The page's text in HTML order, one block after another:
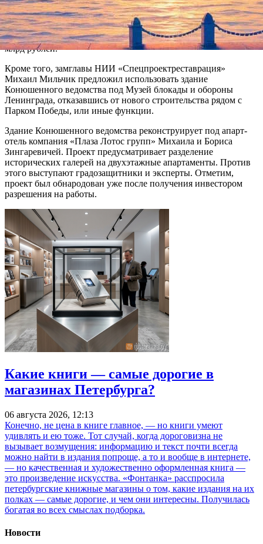
Правда, оговорился Николай Буров, в данный момент у музея
и, скорее всего, у города нет средств на реставрацию и
приспособление галерей. По оценке главы «Студии 44»
Никиты Явейна, стоимость работ может составлять от 1 до 2
млрд рублей.
Кроме того, замглавы НИИ «Спецпроектреставрация»
Михаил Мильчик предложил использовать здание
Конюшенного ведомства под Музей блокады и обороны
Ленинграда, отказавшись от нового строительства рядом с
Парком Победы, или иные функции.
Здание Конюшенного ведомства реконструирует под апарт-
отель компания «Плаза Лотос групп» Михаила и Бориса
Зингаревичей. Проект предусматривает разделение
исторических галерей на двухэтажные апартаменты. Против
этого выступают градозащитники и эксперты. Отметим,
проект был обнародован уже после получения инвестором
разрешения на работы.
Какие книги — самые дорогие в
магазинах Петербурга?
06 августа 2026, 12:13
Конечно, не цена в книге главное, — но книги умеют
удивлять и ею тоже. Тот случай, когда дороговизна не
вызывает возмущения: информацию и текст почти всегда
можно найти в издания попроще, а то и вообще в интернете,
— но качественная и художественно оформленная книга —
это произведение искусства. «Фонтанка» расспросила
петербургские книжные магазины о том, какие издания на их
полках — самые дорогие, и чем они интересны. Получилась
богатая во всех смыслах подборка.
Новости